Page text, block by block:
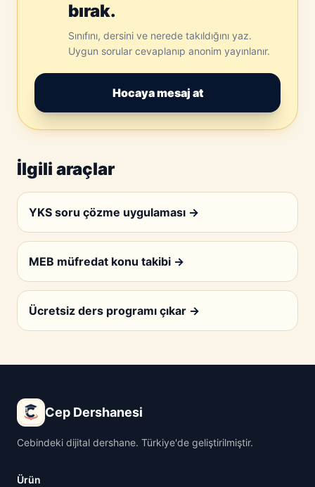
bırak.
Sınıfını, dersini ve nerede takıldığını yaz.
Uygun sorular cevaplanıp anonim yayınlanır.
Hocaya mesaj at
İlgili araçlar
YKS soru çözme uygulaması →
MEB müfredat konu takibi →
Ücretsiz ders programı çıkar →
Cep Dershanesi
Cebindeki dijital dershane. Türkiye'de geliştirilmiştir.
Ürün